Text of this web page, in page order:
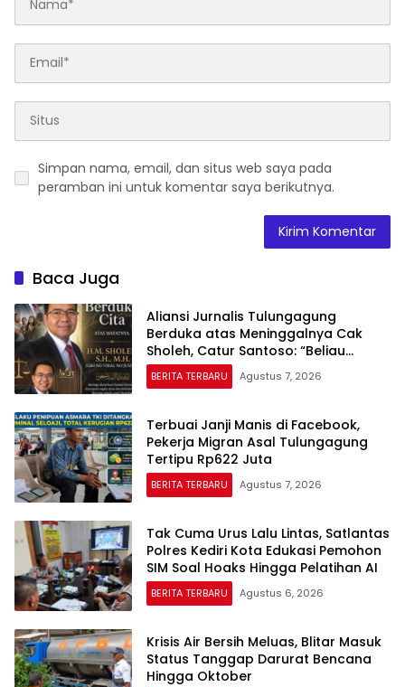
Simpan nama, email, dan situs web saya pada
peramban ini untuk komentar saya berikutnya.
Baca Juga
Aliansi Jurnalis Tulungagung
Berduka atas Meninggalnya Cak
Sholeh, Catur Santoso: “Beliau
Pejuang Keadilan yang Vokal”
BERITA TERBARU Agustus 7, 2026
Terbuai Janji Manis di Facebook,
Pekerja Migran Asal Tulungagung
Tertipu Rp622 Juta
BERITA TERBARU Agustus 7, 2026
Tak Cuma Urus Lalu Lintas, Satlantas
Polres Kediri Kota Edukasi Pemohon
SIM Soal Hoaks Hingga Pelatihan AI
BERITA TERBARU Agustus 6, 2026
Krisis Air Bersih Meluas, Blitar Masuk
Status Tanggap Darurat Bencana
Hingga Oktober